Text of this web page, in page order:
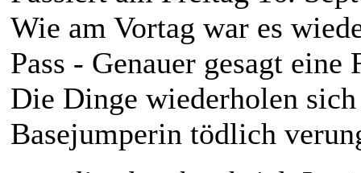
Wie am Vortag war es
Pass - Genauer gesagt eine
Die Dinge wiederholen
Basejumperin tödlich